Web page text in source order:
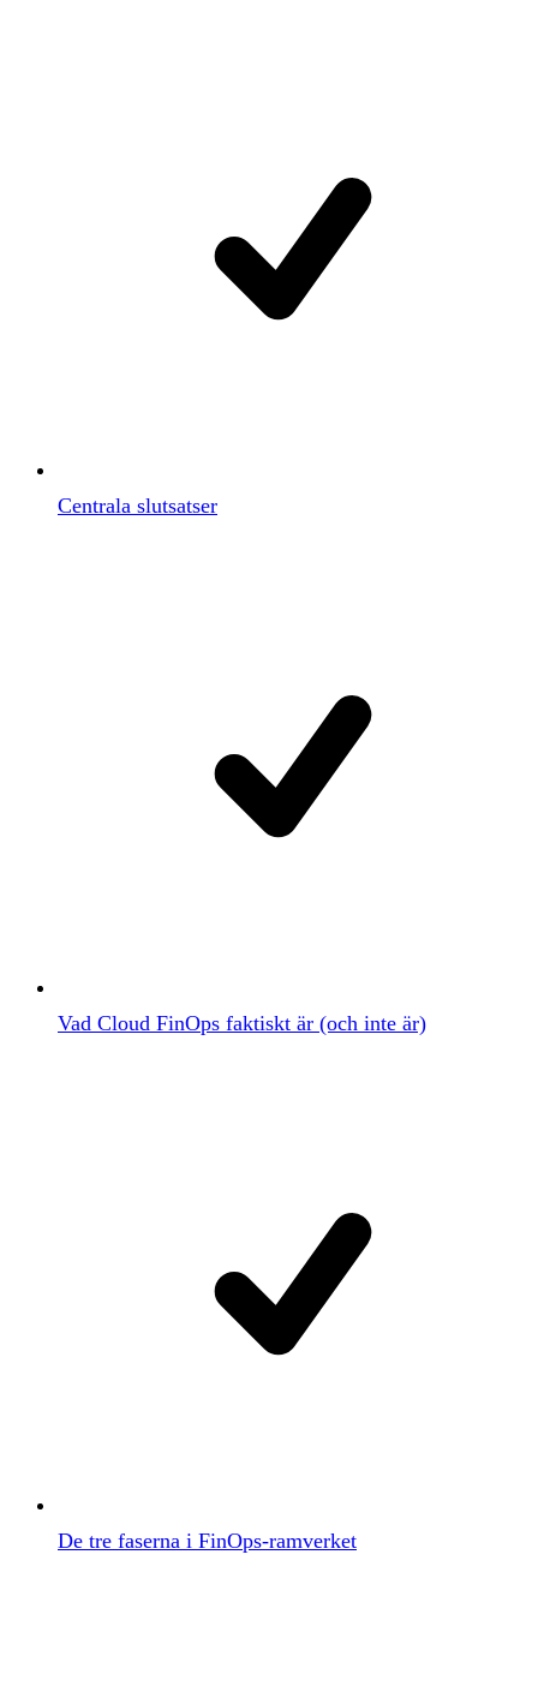
Centrala slutsatser
Vad Cloud FinOps faktiskt är (och inte är)
De tre faserna i FinOps-ramverket